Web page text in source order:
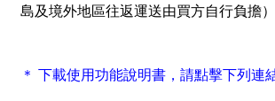
島及境外地區往返運送由買方自行負擔）
＊ 下載使用功能說明書，請點擊下列連